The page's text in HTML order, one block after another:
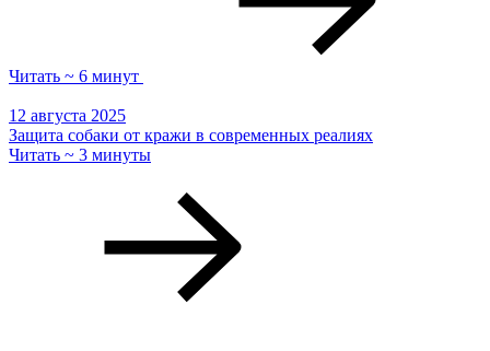
Читать ~ 6 минут
12 августа 2025
Защита собаки от кражи в современных реалиях
Читать ~ 3 минуты